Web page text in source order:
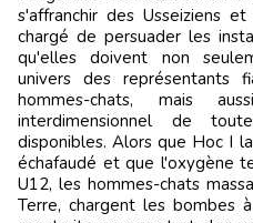
s'affranchir des Usseiziens
chargé de persuader les
qu'elles doivent non
univers des représentants
hommes-chats, mais
interdimensionnel de
disponibles. Alors que Hoc I
échafaudé et que l'oxygène
U12, les hommes-chats
Terre, chargent les